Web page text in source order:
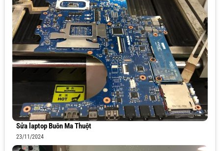
Sửa laptop Buôn Ma Thuột
23/11/2024